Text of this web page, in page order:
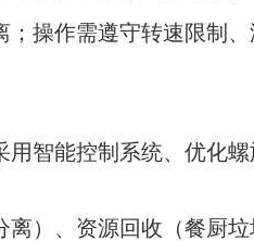
操作需遵守转速限制
智能控制系统、优化
）、资源回收（餐厨